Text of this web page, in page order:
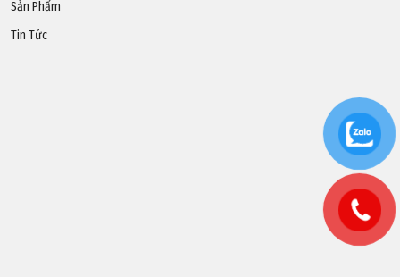
Sản Phẩm
Tin Tức